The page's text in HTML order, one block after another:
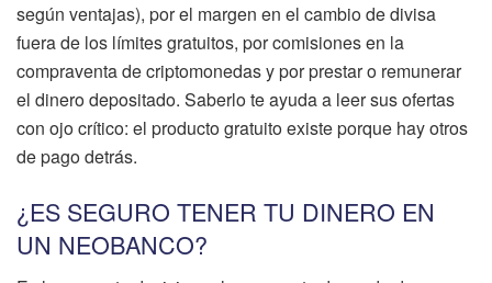
según ventajas), por el margen en el cambio de divisa
fuera de los límites gratuitos, por comisiones en la
compraventa de criptomonedas y por prestar o remunerar
el dinero depositado. Saberlo te ayuda a leer sus ofertas
con ojo crítico: el producto gratuito existe porque hay otros
de pago detrás.
¿ES SEGURO TENER TU DINERO EN
UN NEOBANCO?